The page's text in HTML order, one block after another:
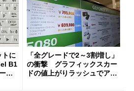
トに
B1
「全グレードで2～3割増し」
の衝撃 グラフィックスカー
ドの値上がりラッシュでアキ